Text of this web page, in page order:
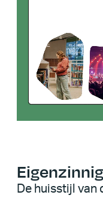
De huisstijl van